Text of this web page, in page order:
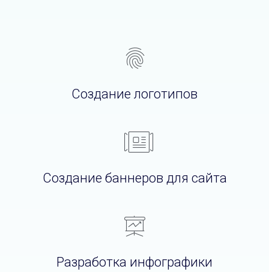
Создание логотипов
Создание баннеров для сайта
Разработка инфографики